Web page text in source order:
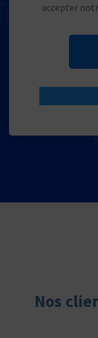
accepter
Nos